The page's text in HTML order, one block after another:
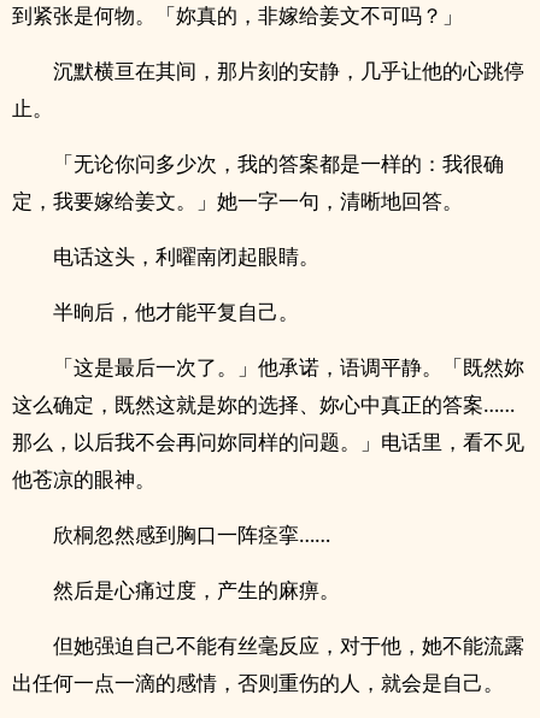
到紧张是何物。「妳真的，非嫁给姜文不可吗？」
沉默横亘在其间，那片刻的安静，几乎让他的心跳停
止。
「无论你问多少次，我的答案都是一样的：我很确
定，我要嫁给姜文。」她一字一句，清晰地回答。
电话这头，利曜南闭起眼睛。
半晌后，他才能平复自己。
「这是最后一次了。」他承诺，语调平静。「既然妳
这么确定，既然这就是妳的选择、妳心中真正的答案……
那么，以后我不会再问妳同样的问题。」电话里，看不见
他苍凉的眼神。
欣桐忽然感到胸口一阵痉挛……
然后是心痛过度，产生的麻痹。
但她强迫自己不能有丝毫反应，对于他，她不能流露
出任何一点一滴的感情，否则重伤的人，就会是自己。